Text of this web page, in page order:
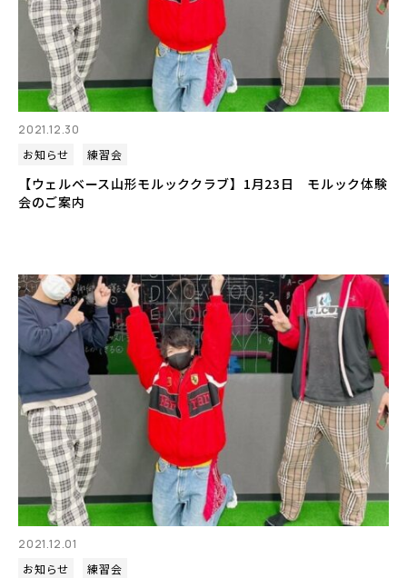
2021.12.30
お知らせ
練習会
【ウェルベース山形モルッククラブ】1月23日 モルック体験
会のご案内
2021.12.01
お知らせ
練習会